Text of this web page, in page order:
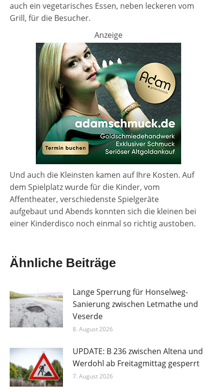
auch ein vegetarisches Essen, neben leckeren vom
Grill, für die Besucher.
Anzeige
Und auch die Kleinsten kamen auf Ihre Kosten. Auf
dem Spielplatz wurde für die Kinder, vom
Affentheater, verschiedenste Spielgeräte
aufgebaut und Abends konnten sich die kleinen bei
einer Kinderdisco noch einmal so richtig austoben.
Ähnliche Beiträge
Lange Sperrung für Honselweg-
Sanierung zwischen Letmathe und
Veserde
8. August 2026
UPDATE: B 236 zwischen Altena und
Werdohl ab Freitagmittag gesperrt
7. August 2026